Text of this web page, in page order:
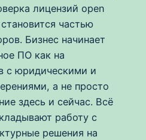
лицензий open
частью
Бизнес начинает
ПО как на
с юридическими и
а не просто
здесь и сейчас. Всё
работу с
решения на